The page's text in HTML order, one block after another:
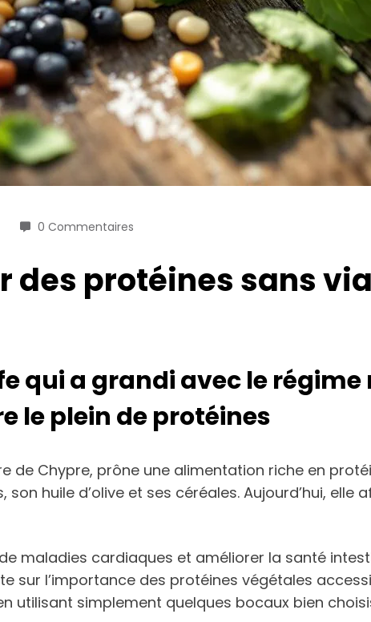
0 Commentaires
des protéines sans
qui a grandi avec le
le plein de protéines
de Chypre, prône une alimentation riche en
huile d’olive et ses céréales. Aujourd’hui, elle
maladies cardiaques et améliorer la santé
sur l’importance des protéines végétales
utilisant simplement quelques bocaux bien